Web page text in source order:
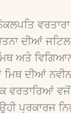
ਦੀਆਂ
ਮਿਥ ਅਤੇ
ਦੀਆਂ
ਵਰਤਾਰਿਆਂ
ਪ੍ਰਕਾਰਜ